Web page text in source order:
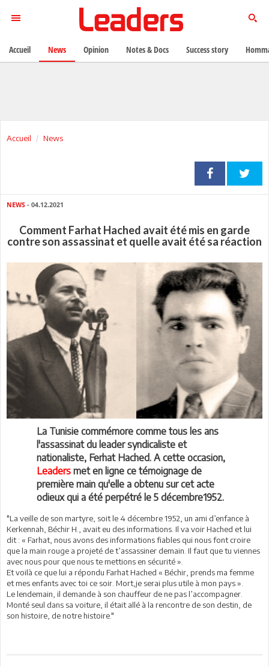
Accueil News
NEWS - 04.12.2021
Comment Farhat Hached avait été mis en garde
contre son assassinat et quelle avait été sa réaction
La Tunisie commémore comme tous les ans
l'assassinat du leader syndicaliste et
nationaliste, Ferhat Hached. A cette occasion,
Leaders met en ligne ce témoignage de
première main qu'elle a obtenu sur cet acte
odieux qui a été perpétré le 5 décembre1952.
"La veille de son martyre, soit le 4 décembre 1952, un ami d’enfance à
Kerkennah, Béchir H., avait eu des informations. Il va voir Hached et lui
dit : « Farhat, nous avons des informations fiables qui nous font croire
que la main rouge a projeté de t’assassiner demain. Il faut que tu viennes
avec nous pour que nous te mettions en sécurité ».
Et voilà ce que lui a répondu Farhat Hached « Béchir, prends ma femme
et mes enfants avec toi ce soir. Mort,je serai plus utile à mon pays ».
Le lendemain, il demande à son chauffeur de ne pas l’accompagner.
Monté seul dans sa voiture, il était allé à la rencontre de son destin, de
son histoire, de notre histoire."
Accueil News Opinion Notes & Docs Success story